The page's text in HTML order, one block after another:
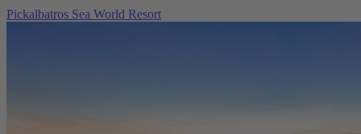
Pickalbatros Sea World Resort